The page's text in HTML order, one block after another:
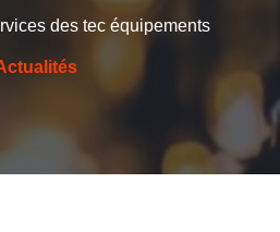
des tec équipements